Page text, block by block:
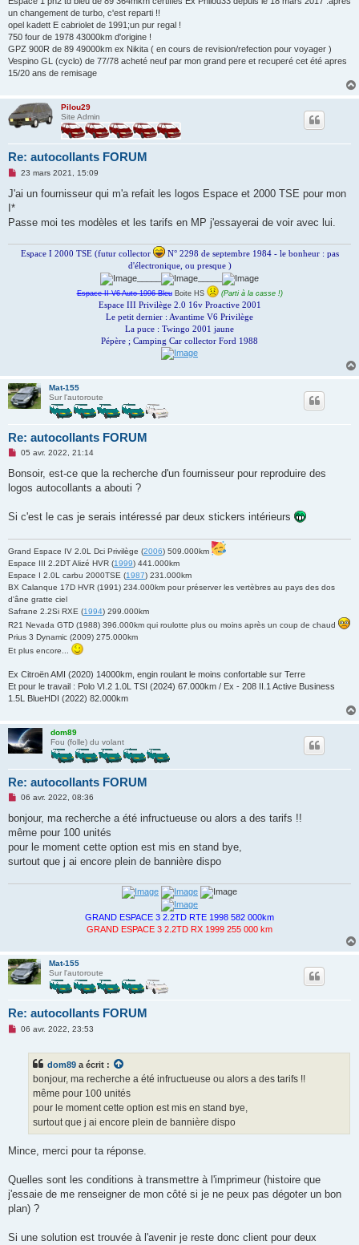
un changement de turbo, c'est reparti !!
opel kadett E cabriolet de 1991;un pur regal !
750 four de 1978 43000km d'origine !
GPZ 900R de 89 49000km ex Nikita ( en cours de revision/refection pour voyager )
Vespino GL (cyclo) de 77/78 acheté neuf par mon grand pere et recuperé cet été apres
15/20 ans de remisage
Pilou29
Site Admin
Re: autocollants FORUM
M
s
g
o
n
23 mars 2021, 15:09
J'ai un fournisseur qui m'a refait les logos Espace et 2000 TSE pour mon
I*
Passe moi tes modèles et les tarifs en MP j'essayerai de voir avec lui.
Espace I 2000 TSE (futur collector
N° 2298 de septembre 1984 - le bonheur : pas
d'électronique, ou presque )
Espace II V6 Auto 1996 Bleu Boite HS (Parti à la casse !)
Espace III Privilège 2.0 16v Proactive 2001
Le petit dernier : Avantime V6 Privilège
La puce : Twingo 2001 jaune
Pépère ; Camping Car collector Ford 1988
Mat-155
Sur l'autoroute
Re: autocollants FORUM
M
s
a
n
n
05 avr. 2022, 21:14
Bonsoir, est-ce que la recherche d'un fournisseur pour reproduire des
logos autocollants a abouti ?
Si c'est le cas je serais intéressé par deux stickers intérieurs
Grand Espace IV 2.0L Dci Privilège (2006) 509.000km
Espace III 2.2DT Alizé HVR (1999) 441.000km
Espace I 2.0L carbu 2000TSE (1987) 231.000km
BX Calanque 17D HVR (1991) 234.000km pour préserver les vertèbres au pays des dos
d'âne gratte ciel
Safrane 2.2Si RXE (1994) 299.000km
R21 Nevada GTD (1988) 396.000km qui roulotte plus ou moins après un coup de chaud
Prius 3 Dynamic (2009) 275.000km
Et plus encore...
Ex Citroën AMI (2020) 14000km, engin roulant le moins confortable sur Terre
Et pour le travail : Polo VI.2 1.0L TSI (2024) 67.000km / Ex - 208 II.1 Active Business
1.5L BlueHDI (2022) 82.000km
dom89
Fou (folle) du volant
Re: autocollants FORUM
M
s
a
g
n
n
06 avr. 2022, 08:36
bonjour, ma recherche a été infructueuse ou alors a des tarifs !!
même pour 100 unités
pour le moment cette option est mis en stand bye,
surtout que j ai encore plein de bannière dispo
GRAND ESPACE 3 2.2TD RTE 1998 582 000km
GRAND ESPACE 3 2.2TD RX 1999 255 000 km
Mat-155
Sur l'autoroute
Re: autocollants FORUM
M06 avr. 2022, 23:53
dom89 a écrit :
bonjour, ma recherche a été infructueuse ou alors a des tarifs !!
même pour 100 unités
pour le moment cette option est mis en stand bye,
surtout que j ai encore plein de bannière dispo
Mince, merci pour ta réponse.
Quelles sont les conditions à transmettre à l'imprimeur (histoire que
j'essaie de me renseigner de mon côté si je ne peux pas dégoter un bon
plan) ?
Si une solution est trouvée à l'avenir je reste donc client pour deux